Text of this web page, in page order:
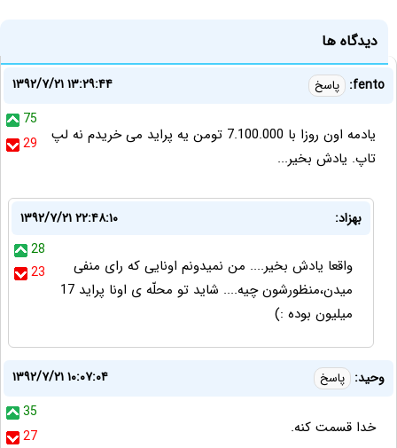
دیدگاه ها
fento: پاسخ
۱۳۹۲/۷/۲۱ ۱۳:۲۹:۴۴
75
29
یادمه اون روزا با 7.100.000 تومن یه پراید می خریدم نه لپ
تاپ. یادش بخیر...
بهزاد:
۱۳۹۲/۷/۲۱ ۲۲:۴۸:۱۰
28
23
واقعا یادش بخیر.... من نمیدونم اونایی که رای منفی
میدن،منظورشون چیه.... شاید تو محلّه ی اونا پراید 17
میلیون بوده :)
وحید: پاسخ
۱۳۹۲/۷/۲۱ ۱۰:۰۷:۰۴
35
27
خدا قسمت کنه.